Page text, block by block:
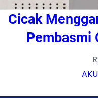
Cicak
Pembasmi